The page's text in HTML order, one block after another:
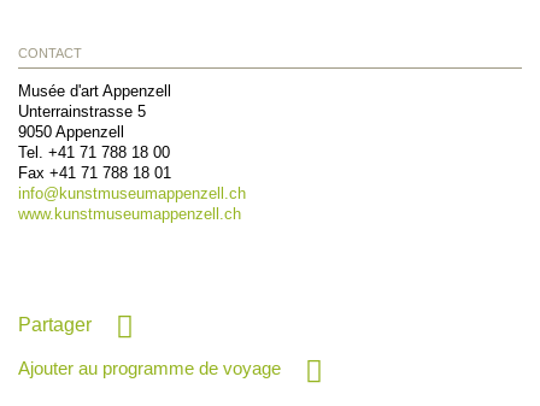
CONTACT
Musée d'art Appenzell
Unterrainstrasse 5
9050 Appenzell
Tel. +41 71 788 18 00
Fax +41 71 788 18 01
info@ kunstmuseumappenzell.ch
www.kunstmuseumappenzell.ch
Partager
Ajouter au programme de voyage